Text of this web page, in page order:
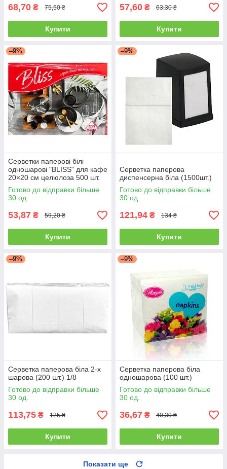
68,70 ₴ 75,50 ₴
Купити
57,60 ₴ 63,30 ₴
Купити
–9%
Серветки паперові білі
одношарові "BLISS" для кафе
20×20 см целюлоза 500 шт.
для кафе
Готово до відправки більше
30 од.
53,87 ₴ 59,20 ₴
Купити
–9%
Серветка паперова
диспенсерна біла (1500шт.)
Готово до відправки більше
30 од.
121,94 ₴ 134 ₴
Купити
–9%
Серветка паперова біла 2-х
шарова (200 шт.) 1/8
Готово до відправки більше
30 од.
113,75 ₴ 125 ₴
Купити
–9%
Серветка паперова біла
одношарова (100 шт.)
Готово до відправки більше
30 од.
36,67 ₴ 40,30 ₴
Купити
Показати ще